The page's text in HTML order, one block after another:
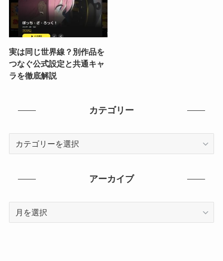
実は同じ世界線？別作品を
つなぐ公式設定と共通キャ
ラを徹底解説
カテゴリー
アーカイブ